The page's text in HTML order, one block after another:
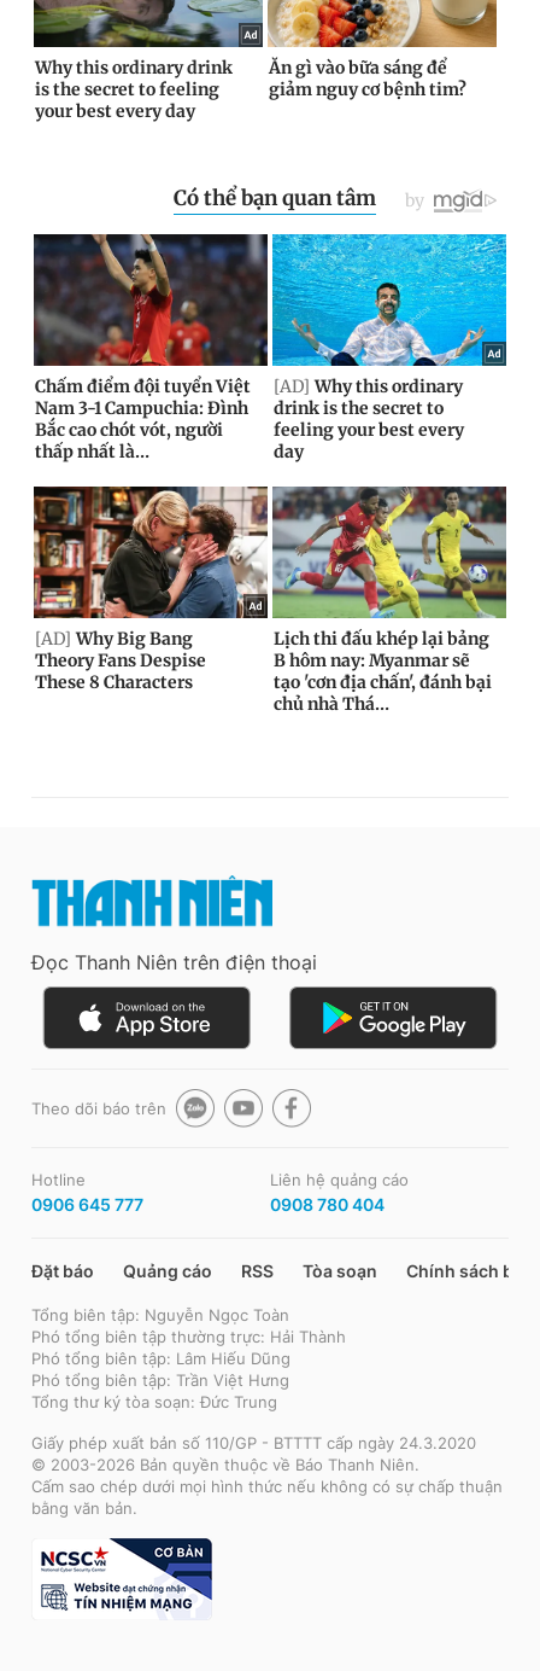
Đọc Thanh Niên trên điện thoại
Theo dõi báo trên
Hotline
0906 645 777
Liên hệ quảng cáo
0908 780 404
Đặt báo Quảng cáo RSS Tòa soạn Chính sách bảo
Tổng biên tập: Nguyễn Ngọc Toàn
Phó tổng biên tập thường trực: Hải Thành
Phó tổng biên tập: Lâm Hiếu Dũng
Phó tổng biên tập: Trần Việt Hưng
Tổng thư ký tòa soạn: Đức Trung
Giấy phép xuất bản số 110/GP - BTTTT cấp ngày 24.3.2020
© 2003-2026 Bản quyền thuộc về Báo Thanh Niên.
Cấm sao chép dưới mọi hình thức nếu không có sự chấp thuận
bằng văn bản.